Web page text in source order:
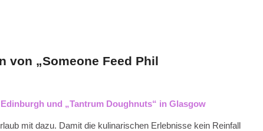
von „Someone Feed Phil
und „Tantrum Doughnuts“ in Glasgow
mit dazu. Damit die kulinarischen Erlebnisse kein Reinfall